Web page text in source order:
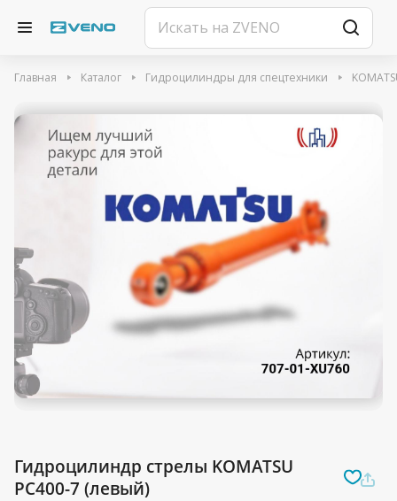
Главная Каталог Гидроцилиндры для спецтехники
Гидроцилиндр стрелы KOMATSU
PC400-7 (левый)